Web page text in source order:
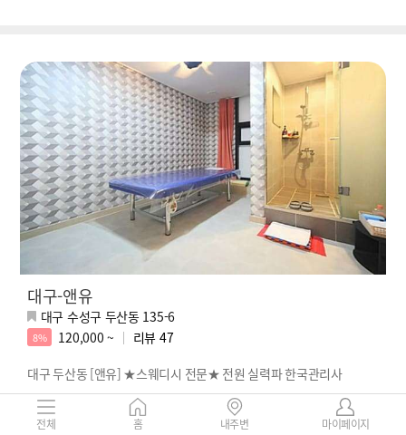
대구-앤유
대구 수성구 두산동 135-6
8% 120,000 ~ 리뷰 47
대구 두산동 [앤유] ★스웨디시 전문★ 전원 실력파 한국관리사
전체 홈 내주변 마이페이지